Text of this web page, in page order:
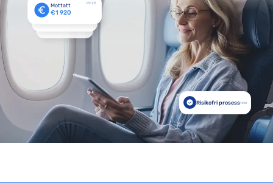
Risikofri prosess14:18
Mottatt
€1 920
13:25